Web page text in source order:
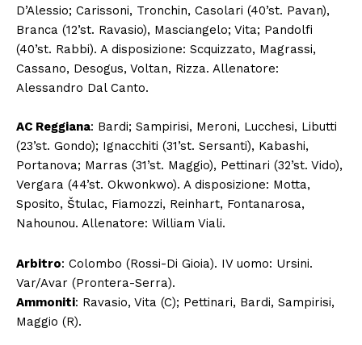
D’Alessio; Carissoni, Tronchin, Casolari (40’st. Pavan),
Branca (12’st. Ravasio), Masciangelo; Vita; Pandolfi
(40’st. Rabbi). A disposizione: Scquizzato, Magrassi,
Cassano, Desogus, Voltan, Rizza. Allenatore:
Alessandro Dal Canto.
AC Reggiana: Bardi; Sampirisi, Meroni, Lucchesi, Libutti
(23’st. Gondo); Ignacchiti (31’st. Sersanti), Kabashi,
Portanova; Marras (31’st. Maggio), Pettinari (32’st. Vido),
Vergara (44’st. Okwonkwo). A disposizione: Motta,
Sposito, Štulac, Fiamozzi, Reinhart, Fontanarosa,
Nahounou. Allenatore: William Viali.
Arbitro: Colombo (Rossi-Di Gioia). IV uomo: Ursini.
Var/Avar (Prontera-Serra).
Ammoniti: Ravasio, Vita (C); Pettinari, Bardi, Sampirisi,
Maggio (R).